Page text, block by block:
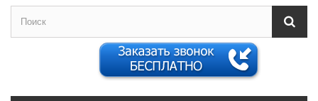
Оформление заказа
После оформления заказа с вами свяжется менеджер